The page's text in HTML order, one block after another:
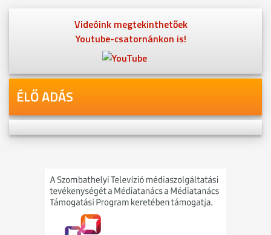
Videóink megtekinthetőek
Youtube-csatornánkon is!
ÉLŐ ADÁS